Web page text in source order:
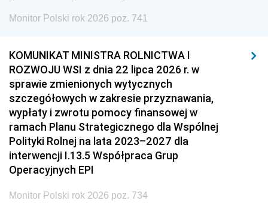
Monitor Polski rok 2026 poz. 741
KOMUNIKAT MINISTRA ROLNICTWA I
ROZWOJU WSI z dnia 22 lipca 2026 r. w
sprawie zmienionych wytycznych
szczegółowych w zakresie przyznawania,
wypłaty i zwrotu pomocy finansowej w
ramach Planu Strategicznego dla Wspólnej
Polityki Rolnej na lata 2023–2027 dla
interwencji I.13.5 Współpraca Grup
Operacyjnych EPI
Monitor Polski rok 2026 poz. 734